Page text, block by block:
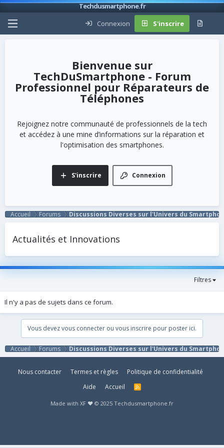
Techdusmartphone.fr
Connexion
S'inscrire
TechDuSmartphone - Forum
Professionnel pour Réparateurs de
Téléphones
Rejoignez notre communauté de professionnels de la tech
et accédez à une mine d’informations sur la réparation et
l'optimisation des smartphones.
Connexion
S'inscrire
Accueil Forums Discussions Diverses sur l'Univers du
Actualités et Innovations
Filtres
Il n'y a pas de sujets dans ce forum.
Vous devez vous connecter ou vous inscrire pour poster ici.
Accueil Forums Discussions Diverses sur l'Univers du
Nous contacter Termes et règles
Politique de confidentialité
Aide
Accueil
R
Made with XF ♥ © 2025 Techdusmartphone.fr